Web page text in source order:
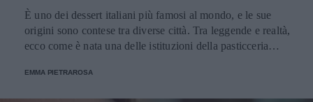
È uno dei dessert italiani più famosi al mondo, e le sue
origini sono contese tra diverse città. Tra leggende e realtà,
ecco come è nata una delle istituzioni della pasticceria
EMMA PIETRAROSA